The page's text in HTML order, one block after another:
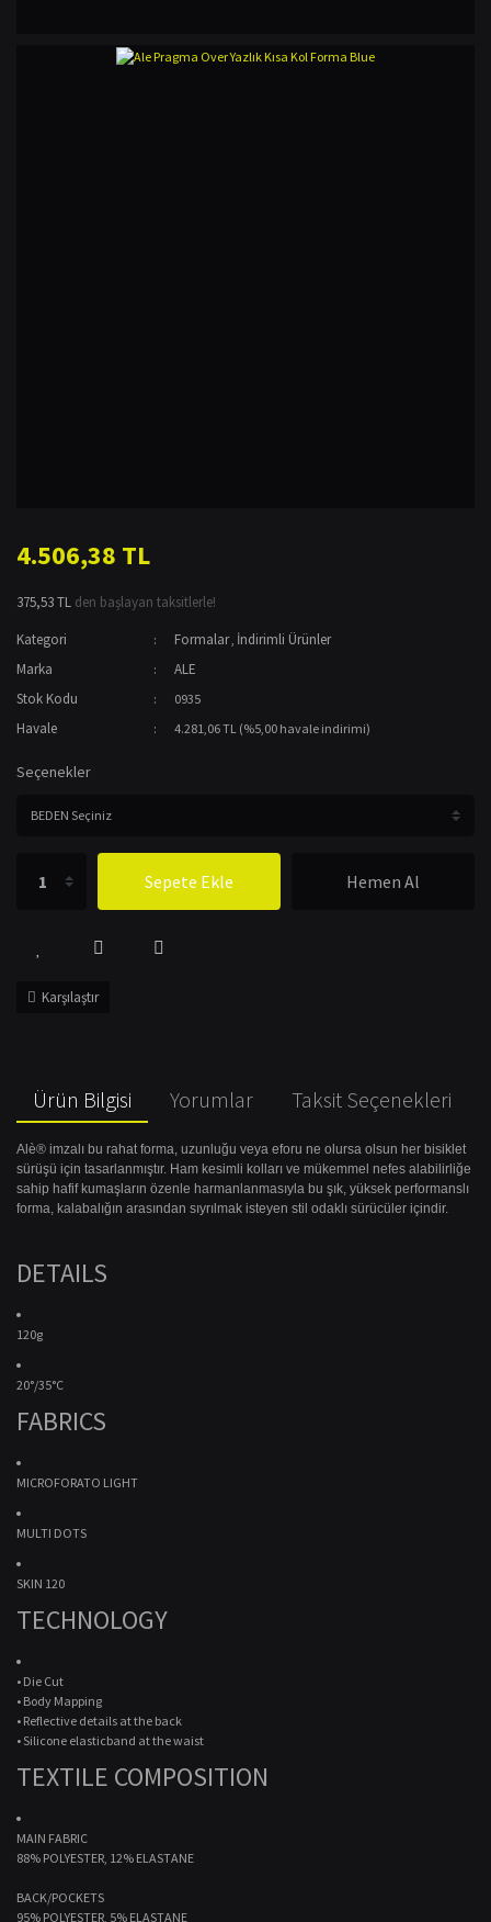
4.506,38 TL
375,53 TL den başlayan taksitlerle!
Kategori
Formalar, İndirimli Ürünler
Marka
ALE
Stok Kodu
0935
Havale 4.281,06 TL (%5,00 havale indirimi)
Seçenekler
Sepete Ekle Hemen Al
Karşılaştır
Ürün Bilgisi Yorumlar Taksit Seçenekleri
Alè® imzalı bu rahat forma, uzunluğu veya eforu ne olursa olsun her bisiklet
sürüşü için tasarlanmıştır. Ham kesimli kolları ve mükemmel nefes alabilirliğe
sahip hafif kumaşların özenle harmanlanmasıyla bu şık, yüksek performanslı
forma, kalabalığın arasından sıyrılmak isteyen stil odaklı sürücüler içindir.
DETAILS
120g
20°/35°C
FABRICS
MICROFORATO LIGHT
MULTI DOTS
SKIN 120
TECHNOLOGY
• Die Cut
• Body Mapping
• Reflective details at the back
• Silicone elasticband at the waist
TEXTILE COMPOSITION
MAIN FABRIC
88% POLYESTER, 12% ELASTANE
BACK/POCKETS
95% POLYESTER, 5% ELASTANE